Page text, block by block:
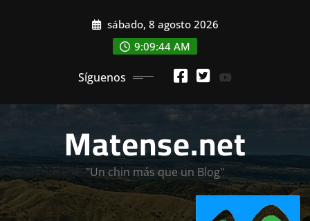
sábado, 8 agosto 2026
9:09:45 AM
Síguenos
Matense.net
"Un chin más que un Blog"